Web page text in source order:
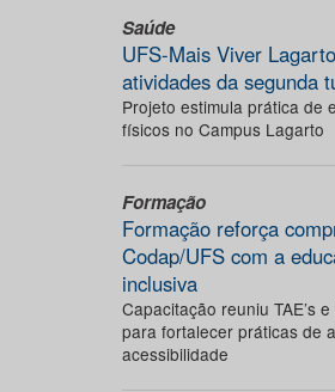
Saúde
UFS-Mais Viver
atividades da segunda
Projeto estimula prática de
físicos no Campus Lagarto
Formação
Formação reforça
Codap/UFS com a
inclusiva
Capacitação reuniu TAE’s
para fortalecer práticas de
acessibilidade